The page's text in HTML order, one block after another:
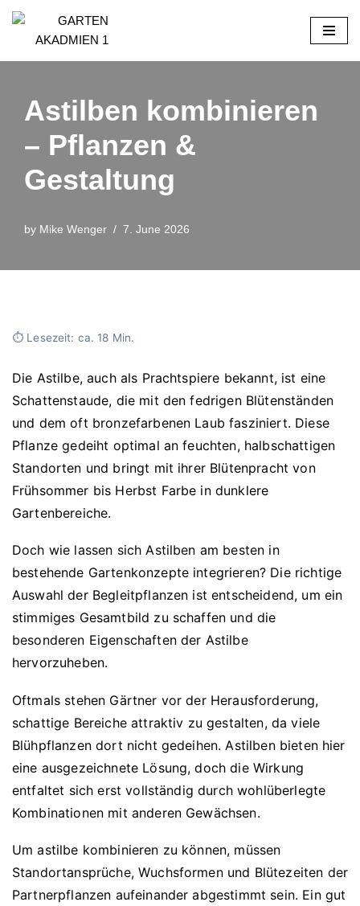
to
Astilben kombinieren
– Pflanzen &
Gestaltung
by Mike Wenger 7. June 2026
⏱ Lesezeit: ca. 18 Min.
Die Astilbe, auch als Prachtspiere bekannt, ist eine
Schattenstaude, die mit den fedrigen Blütenständen
und dem oft bronzefarbenen Laub fasziniert. Diese
Pflanze gedeiht optimal an feuchten, halbschattigen
Standorten und bringt mit ihrer Blütenpracht von
Frühsommer bis Herbst Farbe in dunklere
Gartenbereiche.
Doch wie lassen sich Astilben am besten in
bestehende Gartenkonzepte integrieren? Die richtige
Auswahl der Begleitpflanzen ist entscheidend, um ein
stimmiges Gesamtbild zu schaffen und die
besonderen Eigenschaften der Astilbe
hervorzuheben.
Oftmals stehen Gärtner vor der Herausforderung,
schattige Bereiche attraktiv zu gestalten, da viele
Blühpflanzen dort nicht gedeihen. Astilben bieten hier
eine ausgezeichnete Lösung, doch die Wirkung
entfaltet sich erst vollständig durch wohlüberlegte
Kombinationen mit anderen Gewächsen.
Um astilbe kombinieren zu können, müssen
Standortansprüche, Wuchsformen und Blütezeiten der
Partnerpflanzen aufeinander abgestimmt sein. Ein gut